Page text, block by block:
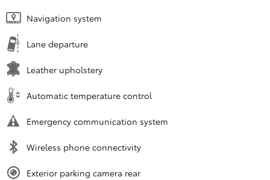
Navigation system
Lane departure
Leather upholstery
Automatic temperature control
Emergency communication system
Wireless phone connectivity
Exterior parking camera rear